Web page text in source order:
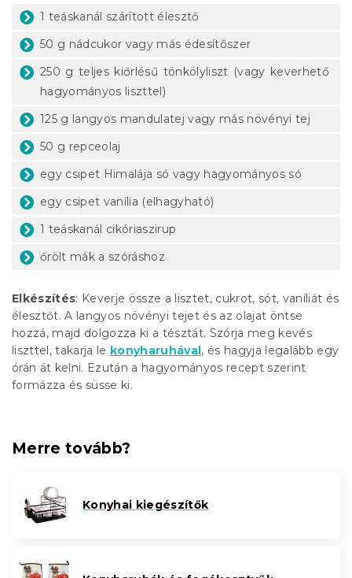
1 teáskanál szárított élesztő
50 g nádcukor vagy más édesítőszer
250 g teljes kiőrlésű tönkölyliszt (vagy keverhető
hagyományos liszttel)
125 g langyos mandulatej vagy más növényi tej
50 g repceolaj
egy csipet Himalája só vagy hagyományos só
egy csipet vanília (elhagyható)
1 teáskanál cikóriaszirup
őrölt mák a szóráshoz
Elkészítés: Keverje össze a lisztet, cukrot, sót, vaníliát és
élesztőt. A langyos növényi tejet és az olajat öntse
hozzá, majd dolgozza ki a tésztát. Szórja meg kevés
liszttel, takarja le konyharuhával, és hagyja legalább egy
órán át kelni. Ezután a hagyományos recept szerint
formázza és süsse ki.
Merre tovább?
Konyhai kiegészítők